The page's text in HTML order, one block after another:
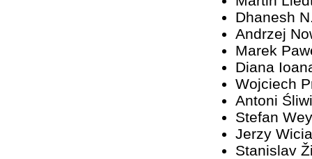
Dhanesh
Andrzej
Marek
Diana
Wojciech
Antoni
Stefan
Jerzy
Stanislav